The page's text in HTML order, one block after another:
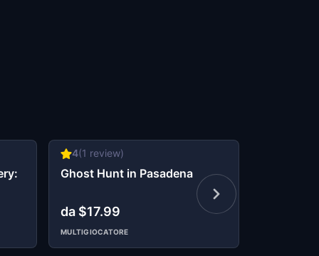
4(1 review)
Ghost Hunt in Pasadena
da $17.99
MULTIGIOCATORE